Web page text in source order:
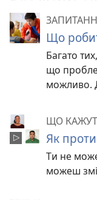
Що
Багато
що
можливо.
ЩО
Як
Ти не
можеш